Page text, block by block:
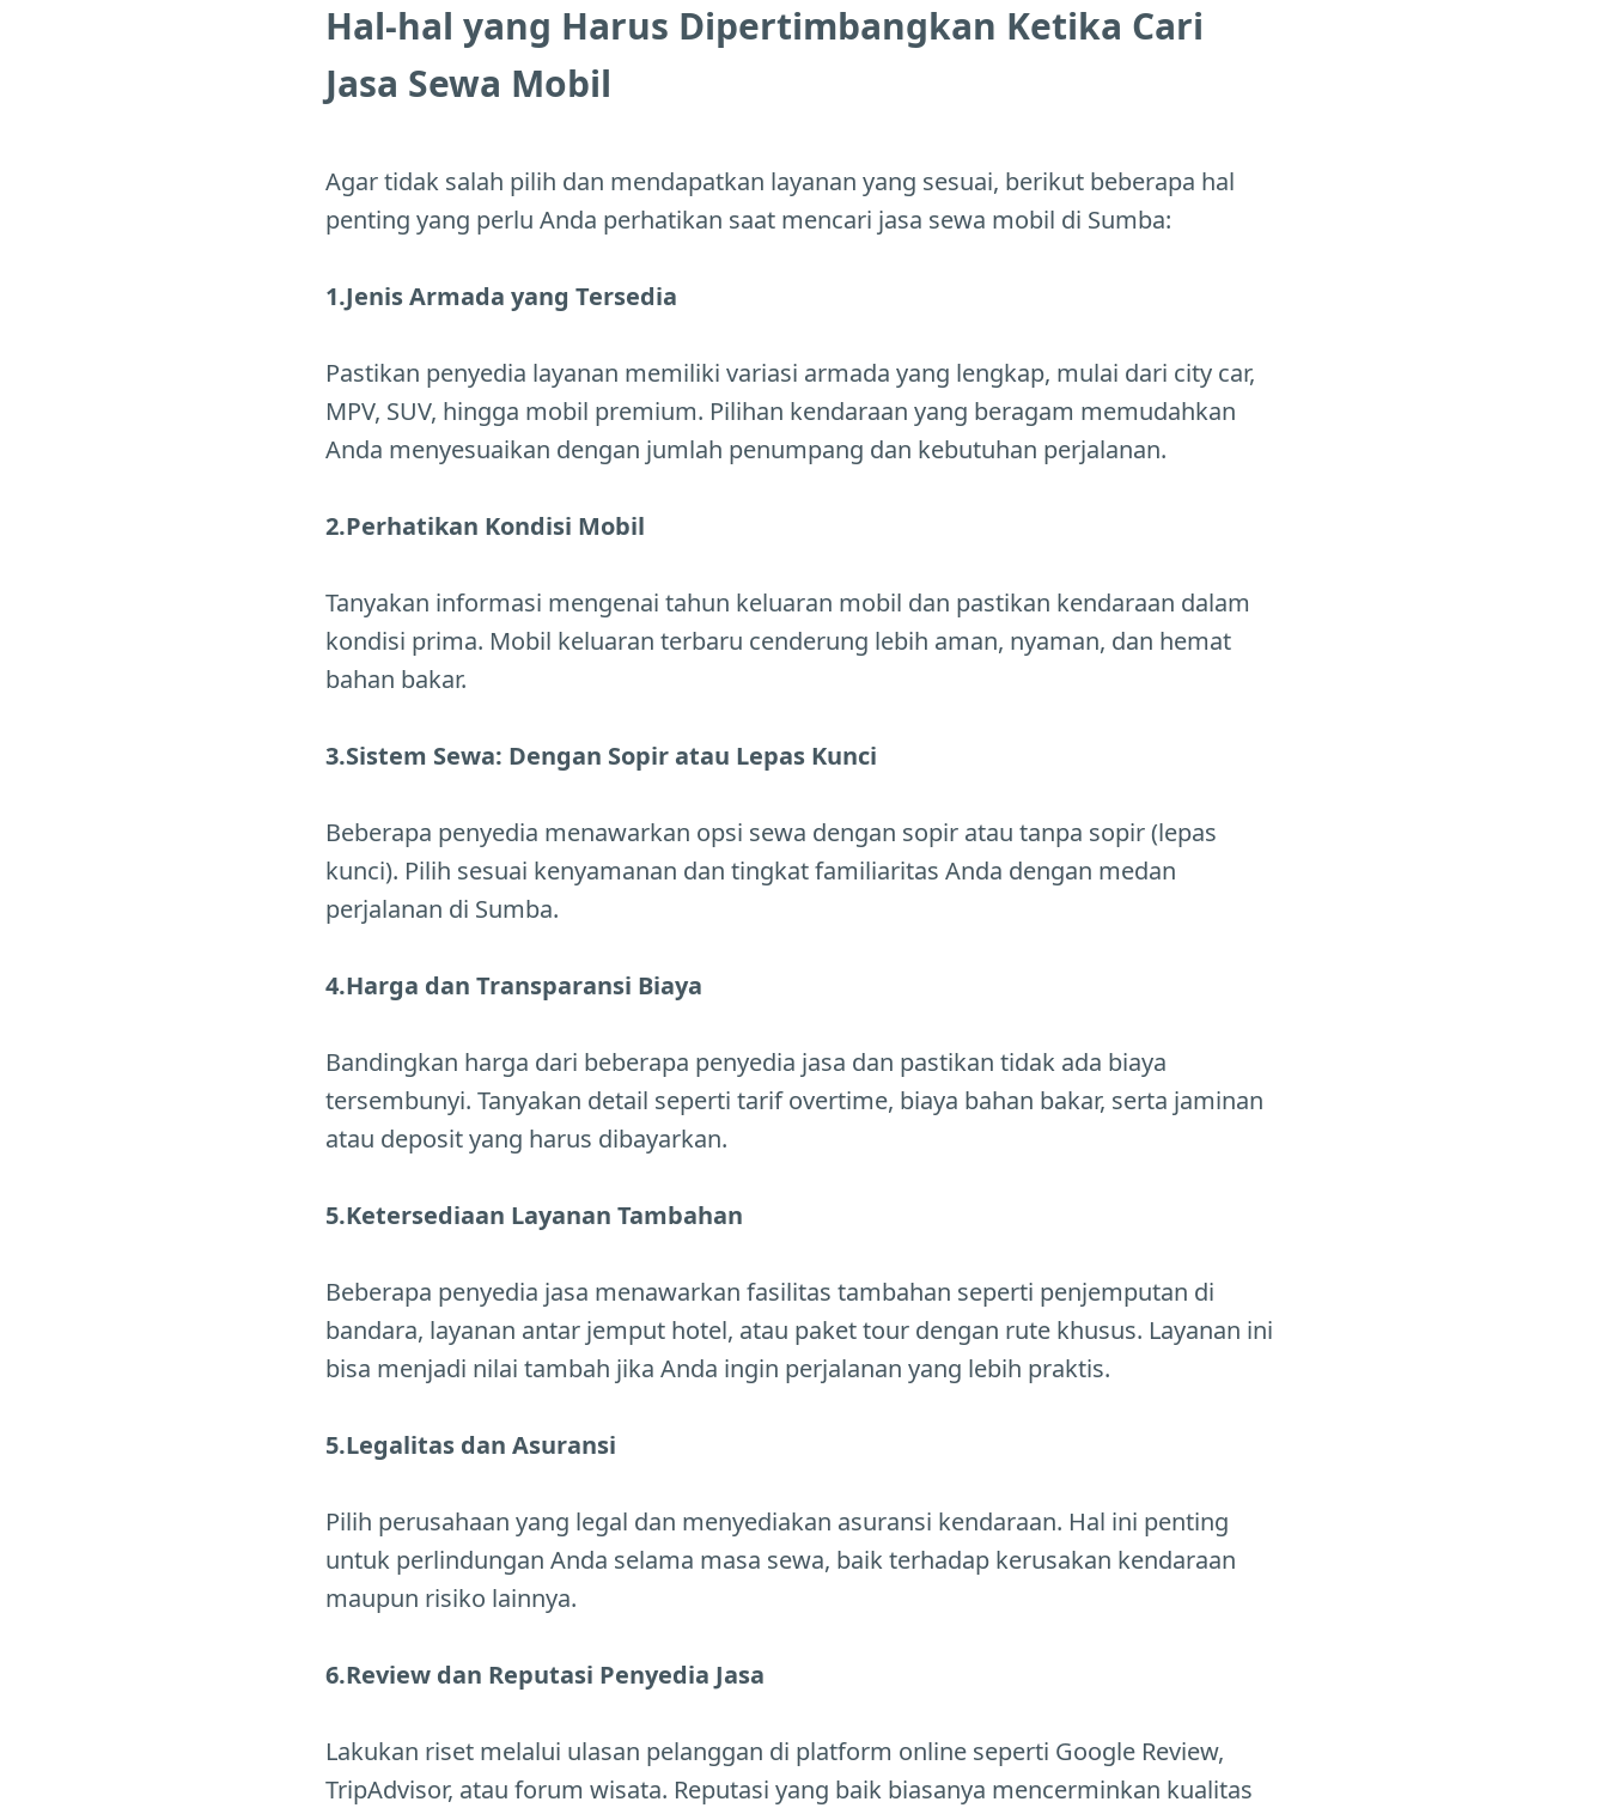
Hal-hal yang Harus Dipertimbangkan Ketika Cari
Jasa Sewa Mobil
Agar tidak salah pilih dan mendapatkan layanan yang sesuai, berikut beberapa hal
penting yang perlu Anda perhatikan saat mencari jasa sewa mobil di Sumba:
1.Jenis Armada yang Tersedia
Pastikan penyedia layanan memiliki variasi armada yang lengkap, mulai dari city car,
MPV, SUV, hingga mobil premium. Pilihan kendaraan yang beragam memudahkan
Anda menyesuaikan dengan jumlah penumpang dan kebutuhan perjalanan.
2.Perhatikan Kondisi Mobil
Tanyakan informasi mengenai tahun keluaran mobil dan pastikan kendaraan dalam
kondisi prima. Mobil keluaran terbaru cenderung lebih aman, nyaman, dan hemat
bahan bakar.
3.Sistem Sewa: Dengan Sopir atau Lepas Kunci
Beberapa penyedia menawarkan opsi sewa dengan sopir atau tanpa sopir (lepas
kunci). Pilih sesuai kenyamanan dan tingkat familiaritas Anda dengan medan
perjalanan di Sumba.
4.Harga dan Transparansi Biaya
Bandingkan harga dari beberapa penyedia jasa dan pastikan tidak ada biaya
tersembunyi. Tanyakan detail seperti tarif overtime, biaya bahan bakar, serta jaminan
atau deposit yang harus dibayarkan.
5.Ketersediaan Layanan Tambahan
Beberapa penyedia jasa menawarkan fasilitas tambahan seperti penjemputan di
bandara, layanan antar jemput hotel, atau paket tour dengan rute khusus. Layanan ini
bisa menjadi nilai tambah jika Anda ingin perjalanan yang lebih praktis.
5.Legalitas dan Asuransi
Pilih perusahaan yang legal dan menyediakan asuransi kendaraan. Hal ini penting
untuk perlindungan Anda selama masa sewa, baik terhadap kerusakan kendaraan
maupun risiko lainnya.
6.Review dan Reputasi Penyedia Jasa
Lakukan riset melalui ulasan pelanggan di platform online seperti Google Review,
TripAdvisor, atau forum wisata. Reputasi yang baik biasanya mencerminkan kualitas